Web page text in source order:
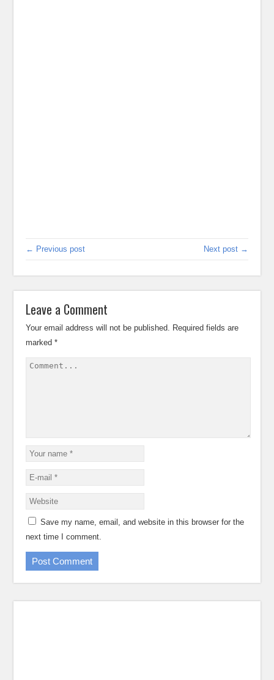
← Previous post Next post →
Leave a Comment
Your email address will not be published. Required fields are
marked*
Save my name, email, and website in this browser for the
next time I comment.